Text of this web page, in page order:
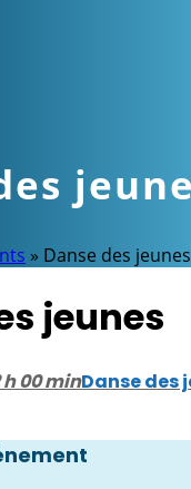
» Danse des jeunes
jeunes
h 00 minDanse des